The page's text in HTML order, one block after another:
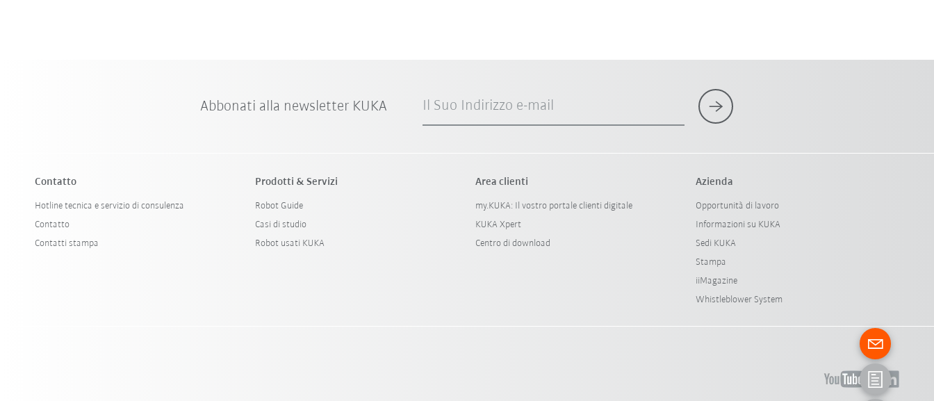
Abbonati alla newsletter KUKA Il Suo Indirizzo e-mail
Contatto
Hotline tecnica e servizio di consulenza
Contatto
Contatti stampa
Prodotti & Servizi
Robot Guide
Casi di studio
Robot usati KUKA
Area clienti
my.KUKA: Il vostro portale clienti digitale
KUKA Xpert
Centro di download
Azienda
Opportunità di lavoro
Informazioni su KUKA
Sedi KUKA
Stampa
iiMagazine
Whistleblower System